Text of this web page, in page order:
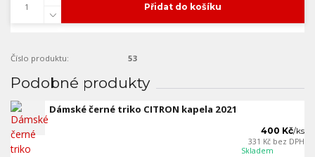
Přidat do košíku
Číslo produktu: 53
Podobné produkty
Dámské černé triko CITRON kapela 2021
400 Kč/ks
331 Kč bez DPH
Skladem